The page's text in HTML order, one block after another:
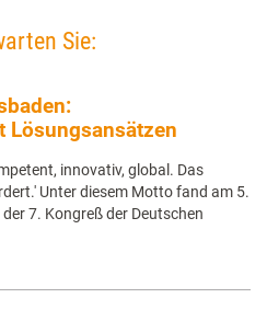
Sie:
Lösungsansätzen
innovativ, global. Das
Unter diesem Motto fand am 5.
7. Kongreß der Deutschen